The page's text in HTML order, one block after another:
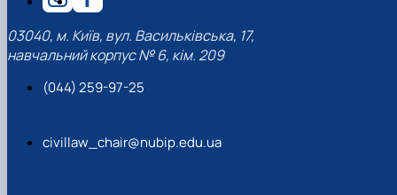
03040, м. Київ, вул. Васильківська, 17,
навчальний корпус № 6, кім. 209
(044) 259-97-25
civillaw_chair@nubip.edu.ua